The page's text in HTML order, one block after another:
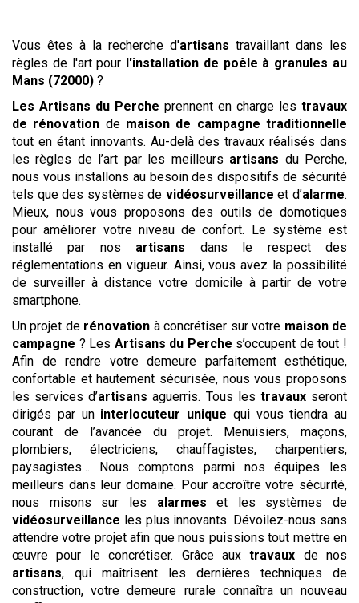
Vous êtes à la recherche d'artisans travaillant dans les
règles de l'art pour l'installation de poêle à granules au
Mans (72000) ?
Les Artisans du Perche prennent en charge les travaux
de rénovation de maison de campagne traditionnelle
tout en étant innovants. Au-delà des travaux réalisés dans
les règles de l’art par les meilleurs artisans du Perche,
nous vous installons au besoin des dispositifs de sécurité
tels que des systèmes de vidéosurveillance et d’alarme.
Mieux, nous vous proposons des outils de domotiques
pour améliorer votre niveau de confort. Le système est
installé par nos artisans dans le respect des
réglementations en vigueur. Ainsi, vous avez la possibilité
de surveiller à distance votre domicile à partir de votre
smartphone.
Un projet de rénovation à concrétiser sur votre maison de
campagne ? Les Artisans du Perche s’occupent de tout !
Afin de rendre votre demeure parfaitement esthétique,
confortable et hautement sécurisée, nous vous proposons
les services d’artisans aguerris. Tous les travauxseront
dirigés par un interlocuteur unique qui vous tiendra au
courant de l’avancée du projet. Menuisiers, maçons,
plombiers, électriciens, chauffagistes, charpentiers,
paysagistes… Nous comptons parmi nos équipes les
meilleurs dans leur domaine. Pour accroître votre sécurité,
nous misons sur les alarmes et les systèmes de
vidéosurveillance les plus innovants. Dévoilez-nous sans
attendre votre projet afin que nous puissions tout mettre en
œuvre pour le concrétiser. Grâce auxtravaux de nos
artisans, qui maîtrisent les dernières techniques de
construction, votre demeure rurale connaîtra un nouveau